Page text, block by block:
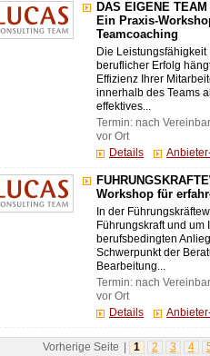
DAS EIGENE
Ein Praxis-
Teamcoaching
Die Leistungsfähigkeit
beruflicher Erfolg
Effizienz Ihrer
innerhalb des Teams
effektives...
Termin: nach
vor Ort
Details
Workshop für
In der
Führungskraft und
berufsbedingten
Schwerpunkt der
Bearbeitung...
Termin: nach
vor Ort
Details
Vorherige Seite 1 2 3 4